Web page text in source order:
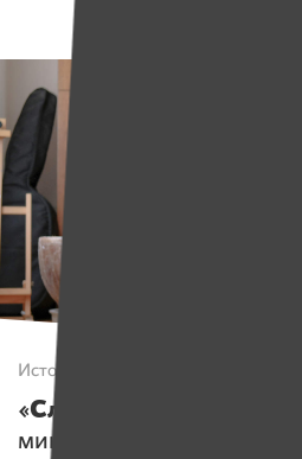
Истории
«Слишком много
минчанка о войне,